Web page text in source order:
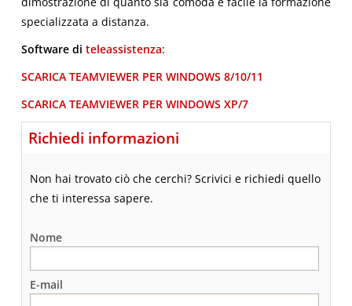
specializzata a distanza.
Software di teleassistenza:
SCARICA TEAMVIEWER PER WINDOWS 8/10/11
SCARICA TEAMVIEWER PER WINDOWS XP/7
Richiedi informazioni
Non hai trovato ciò che cerchi? Scrivici e richiedi quello
che ti interessa sapere.
Nome
E-mail